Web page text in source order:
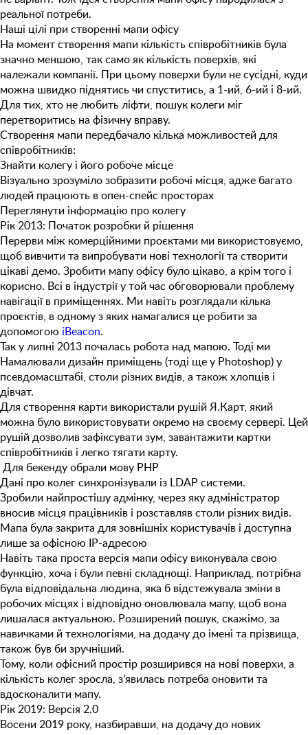
реальної потреби.
Наші цілі при створенні мапи офісу
На момент створення мапи кількість співробітників була
значно меншою, так само як кількість поверхів, які
належали компанії. При цьому поверхи були не сусідні, куди
можна швидко піднятись чи спуститись, а 1-ий, 6-ий і 8-ий.
Для тих, хто не любить ліфти, пошук колеги міг
перетворитись на фізичну вправу.
Створення мапи передбачало кілька можливостей для
співробітників:
Знайти колегу і його робоче місце
Візуально зрозуміло зобразити робочі місця, адже багато
людей працюють в опен-спейс просторах
Переглянути інформацію про колегу
Рік 2013: Початок розробки й рішення
Перерви між комерційними проєктами ми використовуємо,
щоб вивчити та випробувати нові технології та створити
цікаві демо. Зробити мапу офісу було цікаво, а крім того і
корисно. Всі в індустрії у той час обговорювали проблему
навігації в приміщеннях. Ми навіть розглядали кілька
проєктів, в одному з яких намагалися це робити за
допомогою iBeacon.
Так у липні 2013 почалась робота над мапою. Тоді ми
Намалювали дизайн приміщень (тоді ще у Photoshop) у
псевдомасштабі, столи різних видів, а також хлопців і
дівчат.
Для створення карти використали рушій Я.Карт, який
можна було використовувати окремо на своєму сервері. Цей
рушій дозволив зафіксувати зум, завантажити картки
співробітників і легко тягати карту.
Для бекенду обрали мову PHP
Дані про колег синхронізували із LDAP системи.
Зробили найпростішу адмінку, через яку адміністратор
вносив місця працівників і розставляв столи різних видів.
Мапа була закрита для зовнішніх користувачів і доступна
лише за офісною IP-адресою
Навіть така проста версія мапи офісу виконувала свою
функцію, хоча і були певні складнощі. Наприклад, потрібна
була відповідальна людина, яка б відстежувала зміни в
робочих місцях і відповідно оновлювала мапу, щоб вона
лишалася актуальною. Розширений пошук, скажімо, за
навичками й технологіями, на додачу до імені та прізвища,
також був би зручніший.
Тому, коли офісний простір розширився на нові поверхи, а
кількість колег зросла, з’явилась потреба оновити та
вдосконалити мапу.
Рік 2019: Версія 2.0
Восени 2019 року, назбиравши, на додачу до нових